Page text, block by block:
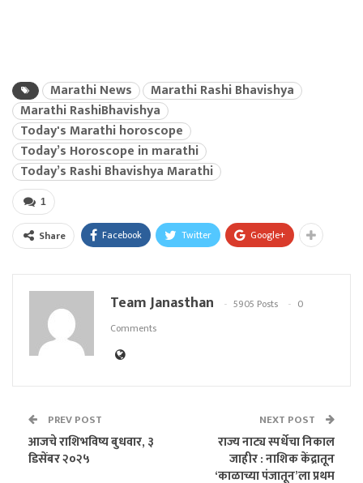
Marathi News
Marathi Rashi Bhavishya
Marathi RashiBhavishya
Today's Marathi horoscope
Today’s Horoscope in marathi
Today’s Rashi Bhavishya Marathi
1
Share Facebook Twitter Google+
Team Janasthan 5905 Posts
0
Comments
PREV POST
आजचे राशिभविष्य बुधवार, ३
डिसेंबर २०२५
NEXT POST
राज्य नाट्य स्पर्धेचा निकाल
जाहीर : नाशिक केंद्रातून
‘काळाच्या पंजातून’ला प्रथम